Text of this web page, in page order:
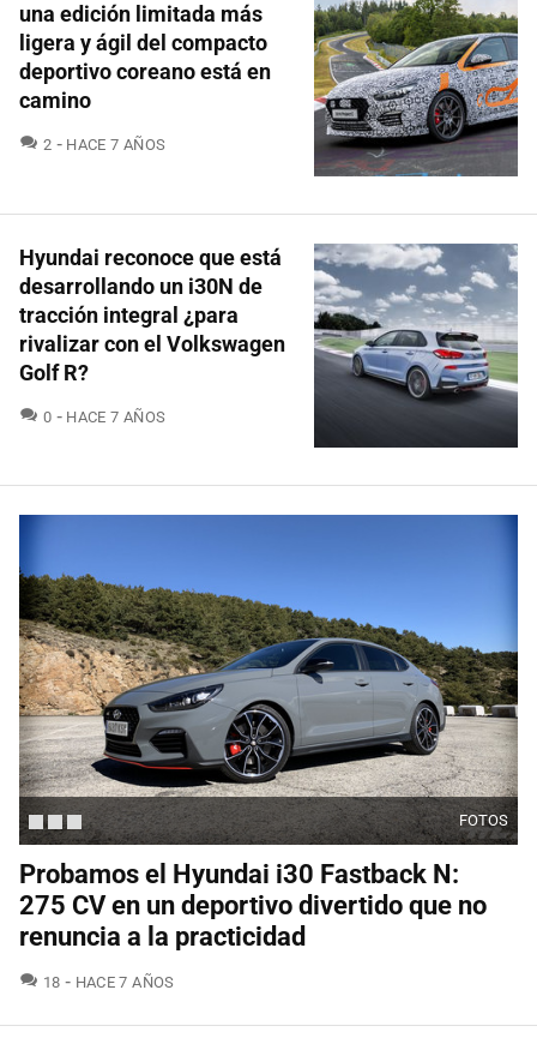
una edición limitada más
ligera y ágil del compacto
deportivo coreano está en
camino
2 COMENTARIOS
HACE 7 AÑOS
Hyundai reconoce que está
desarrollando un i30N de
tracción integral ¿para
rivalizar con el Volkswagen
Golf R?
0 COMENTARIOS
HACE 7 AÑOS
FOTOS
Probamos el Hyundai i30 Fastback N:
275 CV en un deportivo divertido que no
renuncia a la practicidad
18 COMENTARIOS
HACE 7 AÑOS